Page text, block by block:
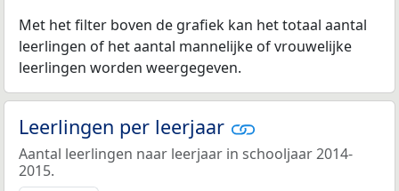
Met het filter boven de grafiek kan het totaal aantal
leerlingen of het aantal mannelijke of vrouwelijke
leerlingen worden weergegeven.
Leerlingen per leerjaar
Aantal leerlingen naar leerjaar in schooljaar 2014-
2015.